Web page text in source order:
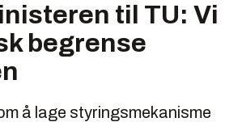
til TU: Vi
begrense
å lage styringsmekanisme